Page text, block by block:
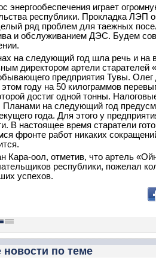
энергообеспечения играет
республики. Прокладка ЛЭП
ряд проблем для таежных
и обслуживанием ДЭС. Будем
на следующий год шла речь и на
директором артели старателей
предприятия Тувы.
этом году на 50 килограммов
достиг одной тонны.
Планами на следующий год
года. Для этого у
В настоящее время старатели
фронте работ никаких
Кара-оол, отметив, что артель
республики, пожелал
успехов.
новости по теме